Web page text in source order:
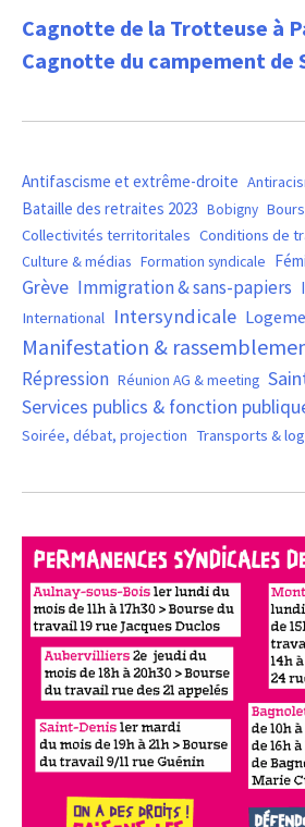
Cagnotte de la Trotteuse à
Cagnotte du campement de
Antifascisme et extrême-droite
Bataille des retraites 2023 Bobigny
Collectivités territoritales Conditions de
Culture & médias Formation syndicale
Grève Immigration & sans-papiers
International Intersyndicale
Manifestation &
Répression Réunion AG & meeting
Services publics & fonction
Soirée, débat, projection Transports &